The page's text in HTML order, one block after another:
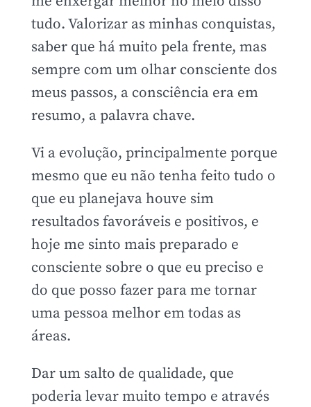
tudo. Valorizar as minhas conquistas,
saber que há muito pela frente, mas
sempre com um olhar consciente dos
meus passos, a consciência era em
resumo, a palavra chave.
Vi a evolução, principalmente porque
mesmo que eu não tenha feito tudo o
que eu planejava houve sim
resultados favoráveis e positivos, e
hoje me sinto mais preparado e
consciente sobre o que eu preciso e
do que posso fazer para me tornar
uma pessoa melhor em todas as
áreas.
Dar um salto de qualidade, que
poderia levar muito tempo e através